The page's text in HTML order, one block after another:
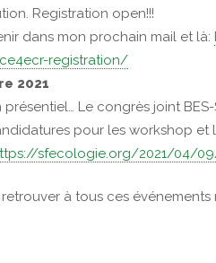
Registration open!!!
dans mon prochain mail et là:
registration/
2021
présentiel… Le congrès joint BES-
pour les workshop et
sfecologie.org/2021/04/
à tous ces